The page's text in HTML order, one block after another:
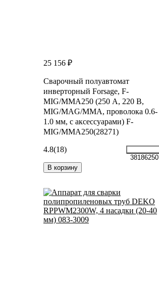
25 156 ₽
Сварочный полуавтомат
инверторный Forsage, F-
MIG/MMA250 (250 А, 220 В,
MIG/MAG/MMA, проволока 0.6-
1.0 мм, с аксессуарами) F-
MIG/MMA250(28271)
4.8(18)
38186250
В корзину